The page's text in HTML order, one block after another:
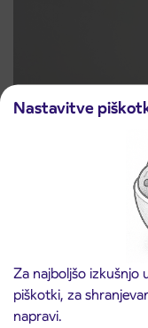
Nastavitve
Za najboljšo izkušnjo
piškotki, za
napravi.
Obvestilo o
ČEŠNJEVEK –